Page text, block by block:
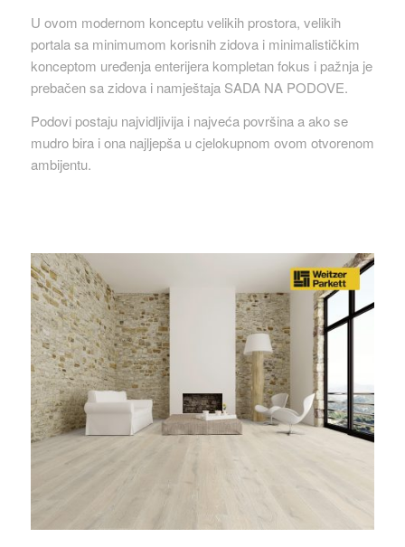
U ovom modernom konceptu velikih prostora, velikih
portala sa minimumom korisnih zidova i minimalističkim
konceptom uređenja enterijera kompletan fokus i pažnja je
prebačen sa zidova i namještaja SADA NA PODOVE.
Podovi postaju najvidljivija i najveća površina a ako se
mudro bira i ona najljepša u cjelokupnom ovom otvorenom
ambijentu.